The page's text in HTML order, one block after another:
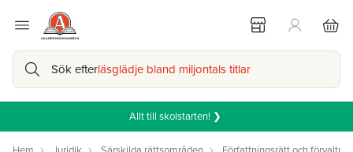
Sök efterläsglädje bland miljontals titlar
Allt till skolstarten! ❯